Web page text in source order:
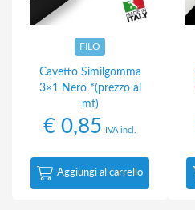
FILO
Cavetto Similgomma
3×1 Nero *(prezzo al
mt)
€ 0,85 IVA incl.
Aggiungi al carrello